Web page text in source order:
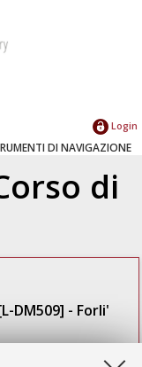
Login
DI NAVIGAZIONE
di
DM509] - Forli'